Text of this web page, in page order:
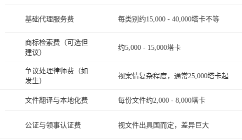
基础代理服务费 每类别约15,000 - 40,000塔卡不等
商标检索费（可选但
建议）
约5,000 - 15,000塔卡
争议处理律师费（如
发生）
视案情复杂程度，通常25,000塔卡起
文件翻译与本地化费 每份文件约2,000 - 8,000塔卡
公证与领事认证费 视文件出具国而定，差异巨大